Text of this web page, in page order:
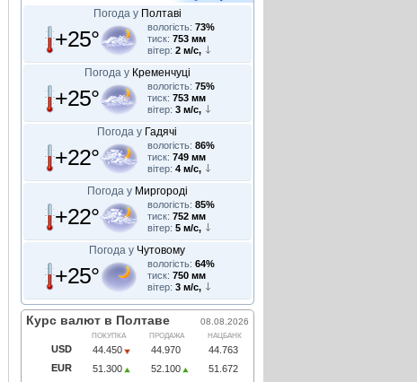
Погода у Полтаві
+25° вологість: 73%
тиск: 753 мм
вітер: 2 м/с,
Погода у Кременчуці
+25° вологість: 75%
тиск: 753 мм
вітер: 3 м/с,
Погода у Гадячі
+22° вологість: 86%
тиск: 749 мм
вітер: 4 м/с,
Погода у Миргороді
+22° вологість: 85%
тиск: 752 мм
вітер: 5 м/с,
Погода у Чутовому
+25° вологість: 64%
тиск: 750 мм
вітер: 3 м/с,